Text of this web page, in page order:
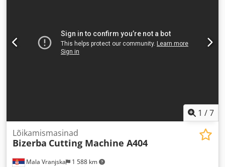
1 /7
Mala Vranjska 1 588 km
Lõikamismasinad
Bizerba Cutting Machine A404